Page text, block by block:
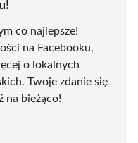
co najlepsze!
na Facebooku,
o lokalnych
Twoje zdanie się
na bieżąco!